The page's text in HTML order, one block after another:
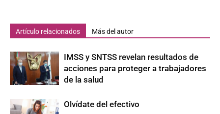
Artículo relacionados Más del autor
IMSS y SNTSS revelan resultados de
acciones para proteger a trabajadores
de la salud
Olvídate del efectivo